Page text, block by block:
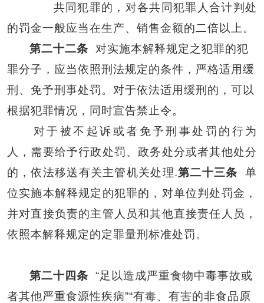
共同犯罪的，对各共同犯罪人合计判处
的罚金一般应当在生产、销售金额的二倍以上。
第二十二条 对实施本解释规定之犯罪的犯
罪分子，应当依照刑法规定的条件，严格适用缓
刑、免予刑事处罚。对于依法适用缓刑的，可以
根据犯罪情况，同时宣告禁止令。
对于被不起诉或者免予刑事处罚的行为
人，需要给予行政处罚、政务处分或者其他处分
的，依法移送有关主管机关处理.第二十三条 单
位实施本解释规定的犯罪的，对单位判处罚金，
并对直接负责的主管人员和其他直接责任人员，
依照本解释规定的定罪量刑标准处罚。
第二十四条 “足以造成严重食物中毒事故或
者其他严重食源性疾病”“有毒、有害的非食品原